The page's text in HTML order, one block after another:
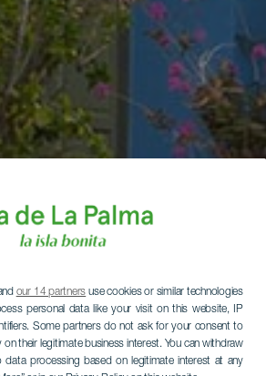
our 14 partners use cookies or similar technologies
personal data like your visit on this website, IP
Some partners do not ask for your consent to
their legitimate business interest. You can withdraw
processing based on legitimate interest at any